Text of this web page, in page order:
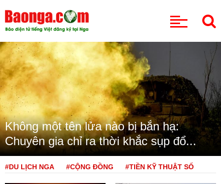
Không một tên lửa nào bị bắn hạ:
Chuyên gia chỉ ra thời khắc sụp đổ...
#DU LỊCH NGA #CỘNG ĐỒNG #TIỀN KỸ THUẬT SỐ